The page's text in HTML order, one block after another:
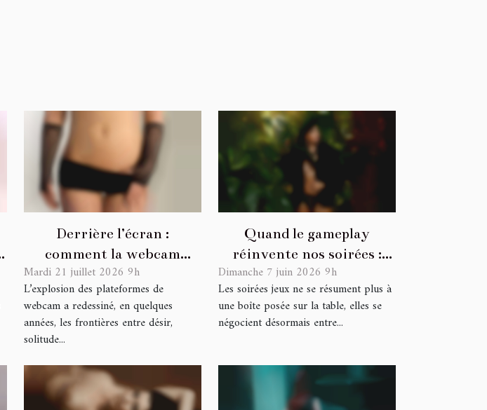
Derrière l’écran :
comment la webcam
transforme l'intimité en
ligne
Mardi 21 juillet 2026 9h
L’explosion des plateformes de
webcam a redessiné, en quelques
années, les frontières entre désir,
solitude...
Quand le gameplay
réinvente nos soirées :
analyse d'une révolution
ludique
Dimanche 7 juin 2026 9h
Les soirées jeux ne se résument plus à
une boîte posée sur la table, elles se
négocient désormais entre...